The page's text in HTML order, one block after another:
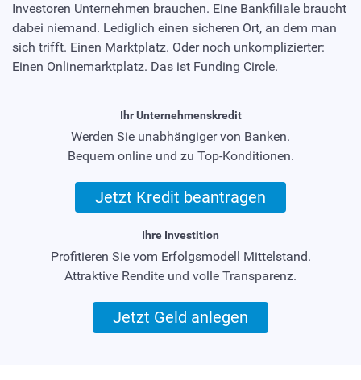
Investoren Unternehmen brauchen. Eine Bankfiliale braucht
dabei niemand. Lediglich einen sicheren Ort, an dem man
sich trifft. Einen Marktplatz. Oder noch unkomplizierter:
Einen Onlinemarktplatz. Das ist Funding Circle.
Ihr Unternehmenskredit
Werden Sie unabhängiger von Banken.
Bequem online und zu Top-Konditionen.
Jetzt Kredit beantragen
Ihre Investition
Profitieren Sie vom Erfolgsmodell Mittelstand.
Attraktive Rendite und volle Transparenz.
Jetzt Geld anlegen